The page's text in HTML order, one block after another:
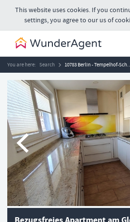
This website uses cookies. If you
settings, you agree to our us of
You are here: Search 10783